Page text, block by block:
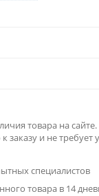
товара на сайте.
заказу и не требует
специалистов
товара в 14